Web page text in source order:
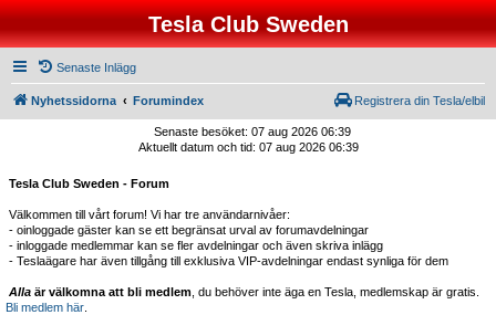
Tesla Club Sweden
Senaste Inlägg
Nyhetssidorna Forumindex Registrera din Tesla/elbil
Senaste besöket: 07 aug 2026 06:39
Aktuellt datum och tid: 07 aug 2026 06:39
Tesla Club Sweden - Forum
Välkommen till vårt forum! Vi har tre användarnivåer:
- oinloggade gäster kan se ett begränsat urval av forumavdelningar
- inloggade medlemmar kan se fler avdelningar och även skriva inlägg
- Teslaägare har även tillgång till exklusiva VIP-avdelningar endast synliga för dem
Alla är välkomna att bli medlem , du behöver inte äga en Tesla, medlemskap är gratis.
Bli medlem här